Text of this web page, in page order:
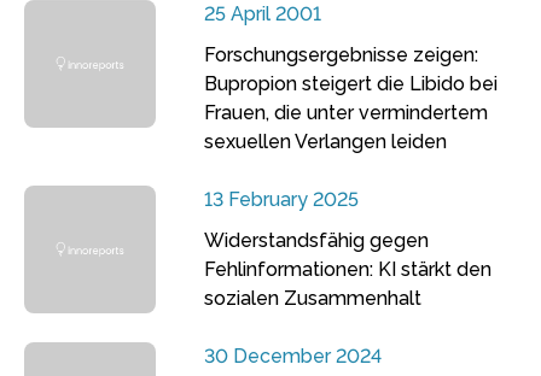
25 April 2001
Forschungsergebnisse zeigen:
Bupropion steigert die Libido bei
Frauen, die unter vermindertem
sexuellen Verlangen leiden
13 February 2025
Widerstandsfähig gegen
Fehlinformationen: KI stärkt den
sozialen Zusammenhalt
30 December 2024